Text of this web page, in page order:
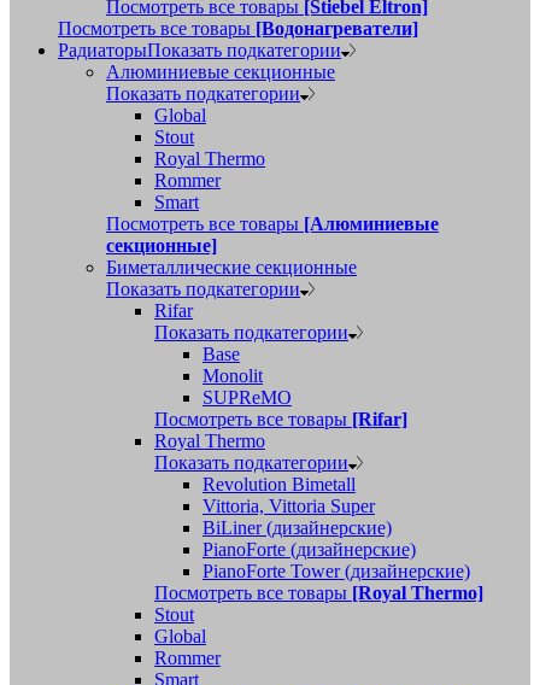
Посмотреть все товары [Stiebel Eltron]
Посмотреть все товары [Водонагреватели]
РадиаторыПоказать подкатегории
Алюминиевые секционные
Показать подкатегории
Global
Stout
Royal Thermo
Rommer
Smart
Посмотреть все товары [Алюминиевые
секционные]
Биметаллические секционные
Показать подкатегории
Rifar
Показать подкатегории
Base
Monolit
SUPReMO
Посмотреть все товары [Rifar]
Royal Thermo
Показать подкатегории
Revolution Bimetall
Vittoria, Vittoria Super
BiLiner (дизайнерские)
PianoForte (дизайнерские)
PianoForte Tower (дизайнерские)
Посмотреть все товары [Royal Thermo]
Stout
Global
Rommer
Smart